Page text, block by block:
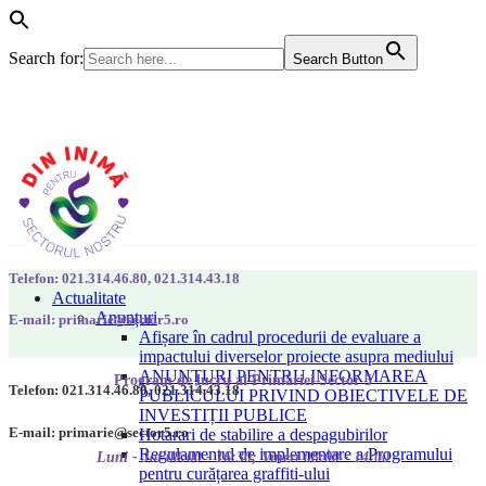
Search for: Search Button
Actualitate
Anunțuri
Afișare în cadrul procedurii de evaluare a
impactului diverselor proiecte asupra mediului
ANUNȚURI PENTRU INFORMAREA
PUBLICULUI PRIVIND OBIECTIVELE DE
INVESTIȚII PUBLICE
Hotarari de stabilire a despagubirilor
Regulamentul de implementare a Programului
pentru curățarea graffiti-ului
Telefon: 021.314.46.80, 021.314.43.18
E-mail: primarie@sector5.ro
Program de lucru al Primăriei Sector 5
Luni - Joi 08:00 - 16:30; Vineri 08:00 - 14:00
Telefon: 021.314.46.80, 021.314.43.18
E-mail: primarie@sector5.ro